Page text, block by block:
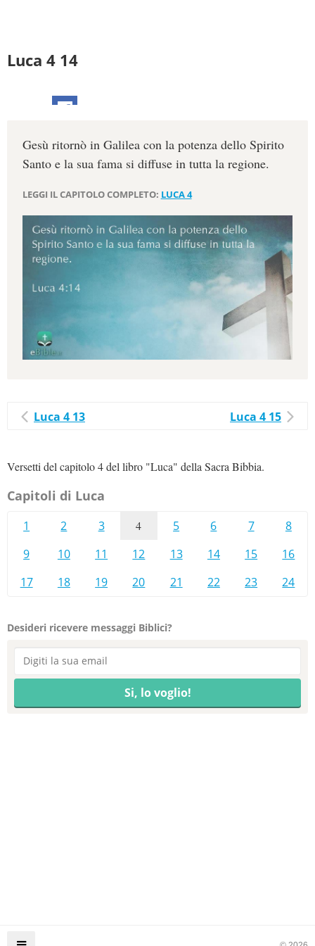
Luca 4 14
Gesù ritornò in Galilea con la potenza dello Spirito
Santo e la sua fama si diffuse in tutta la regione.
LEGGI IL CAPITOLO COMPLETO: LUCA 4
Luca 4 13 Luca 4 15
Versetti del capitolo 4 del libro "Luca" della Sacra Bibbia.
Capitoli di Luca
1 2 3 4 5 6 7
8
9
10 11 12 13 14 15
16
17
18 19 20 21 22 23 24
Desideri ricevere messaggi Biblici?